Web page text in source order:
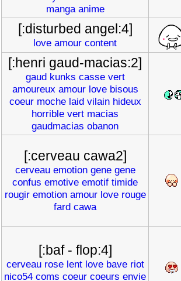
manga anime
[:disturbed angel:4]
love amour content
[:henri gaud-macias:2]
gaud kunks casse vert
amoureux amour love bisous
coeur moche laid vilain hideux
horrible vert macias
gaudmacias obanon
[:cerveau cawa2]
cerveau emotion gene gene
confus emotive emotif timide
rougir emotion amour love rouge
fard cawa
[:baf - flop:4]
cerveau rose lent love bave riot
nico54 coms coeur coeurs envie